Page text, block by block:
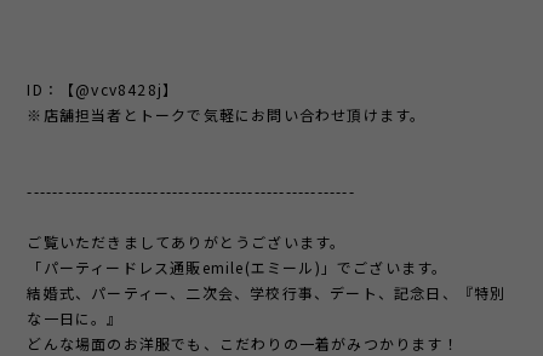
ID：【@vcv8428j】
※店舗担当者とトークで気軽にお問い合わせ頂けます。
----------------------------------------------------
ご覧いただきましてありがとうございます。
「パーティードレス通販emile(エミール)」でございます。
結婚式、パーティー、二次会、学校行事、デート、記念日、『特別
な一日に。』
どんな場面のお洋服でも、こだわりの一着がみつかります！